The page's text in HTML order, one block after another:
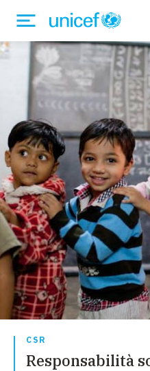
CSR
Responsabilità